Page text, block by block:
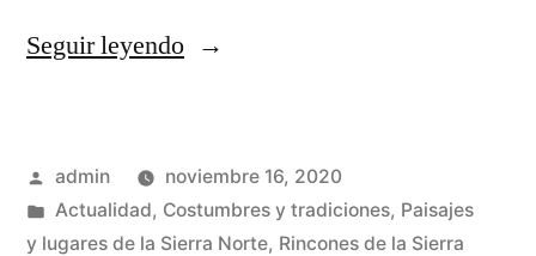
Seguir leyendo«Tiempo
y
níscalos»
Publicado
por
admin
noviembre 16, 2020
Publicado
en
Actualidad, Costumbres y tradiciones, Paisajes
y lugares de la Sierra Norte, Rincones de la Sierra